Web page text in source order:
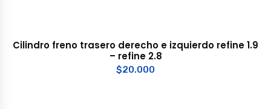
Cilindro freno trasero derecho e izquierdo refine 1.9
– refine 2.8
$20.000